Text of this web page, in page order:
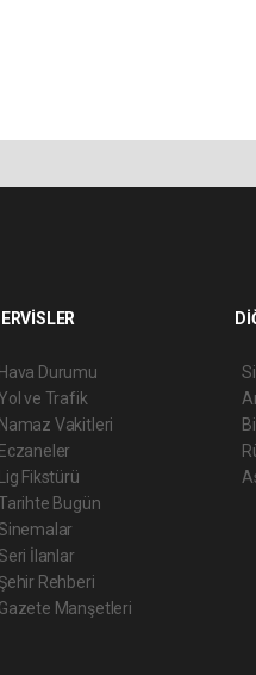
Durumu
ve Trafik
Vakitleri
Fikstürü
Bugün
İlanlar
Rehberi
Manşetleri